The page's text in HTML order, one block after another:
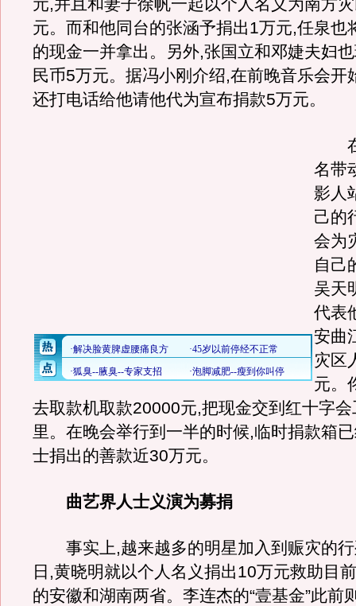
元,并且和妻子徐帆一起以个人名义为南方
元。而和他同台的张涵予捐出1万元,任泉也
的现金一并拿出。另外,张国立和邓婕夫妇
民币5万元。据冯小刚介绍,在前晚音乐会开
还打电话给他请他代为宣布捐款5万元。
在
名带
影人
己的
会为
自己
吴天
代表
安曲
灾区
元。
去取款机取款20000元,把现金交到红十字
里。在晚会举行到一半的时候,临时捐款箱
士捐出的善款近30万元。
曲艺界人士义演为募捐
事实上,越来越多的明星加入到赈灾的行
日,黄晓明就以个人名义捐出10万元救助目
的安徽和湖南两省。李连杰的“壹基金”此前